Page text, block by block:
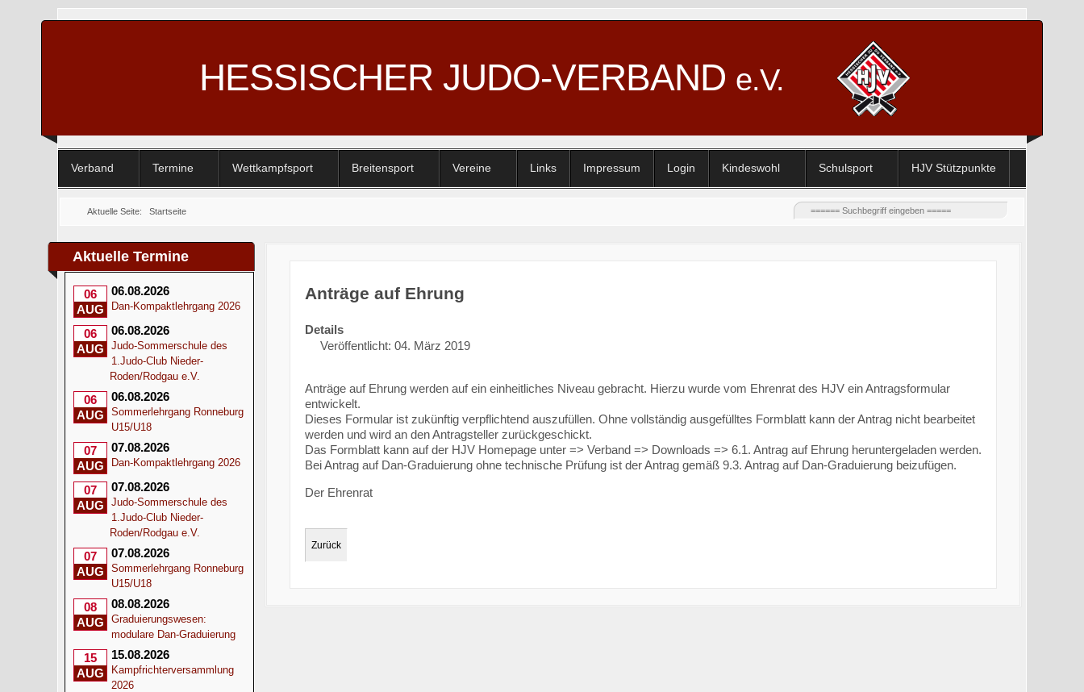
HESSISCHER JUDO-VERBAND e.V.
Verband Termine Wettkampfsport Breitensport Vereine Links Impressum Login Kindeswohl Schulsport HJV Stützpunkte
Aktuelle Seite:Startseite
Aktuelle Termine
06
AUG
06.08.2026
Dan-Kompaktlehrgang 2026
06
AUG
06.08.2026
Judo-Sommerschule des
1.Judo-Club Nieder-
Roden/Rodgau e.V.
06
AUG
06.08.2026
Sommerlehrgang Ronneburg
U15/U18
07
AUG
07.08.2026
Dan-Kompaktlehrgang 2026
07
AUG
07.08.2026
Judo-Sommerschule des
1.Judo-Club Nieder-
Roden/Rodgau e.V.
07
AUG
07.08.2026
Sommerlehrgang Ronneburg
U15/U18
08
AUG
08.08.2026
Graduierungswesen:
modulare Dan-Graduierung
15
AUG
15.08.2026
Kampfrichterversammlung
2026
Anträge auf Ehrung
Details
Veröffentlicht: 04. März 2019
Anträge auf Ehrung werden auf ein einheitliches Niveau gebracht. Hierzu wurde vom Ehrenrat des HJV ein Antragsformular
entwickelt.
Dieses Formular ist zukünftig verpflichtend auszufüllen. Ohne vollständig ausgefülltes Formblatt kann der Antrag nicht bearbeitet
werden und wird an den Antragsteller zurückgeschickt.
Das Formblatt kann auf der HJV Homepage unter => Verband => Downloads => 6.1. Antrag auf Ehrung heruntergeladen werden.
Bei Antrag auf Dan-Graduierung ohne technische Prüfung ist der Antrag gemäß 9.3. Antrag auf Dan-Graduierung beizufügen.
Der Ehrenrat
Zurück